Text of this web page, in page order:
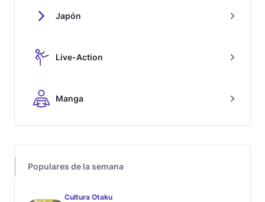
Japón
Live-Action
Manga
Populares de la semana
Cultura Otaku